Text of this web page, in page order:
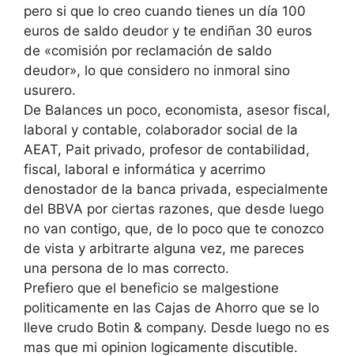
pero si que lo creo cuando tienes un día 100
euros de saldo deudor y te endiñan 30 euros
de «comisión por reclamación de saldo
deudor», lo que considero no inmoral sino
usurero.
De Balances un poco, economista, asesor fiscal,
laboral y contable, colaborador social de la
AEAT, Pait privado, profesor de contabilidad,
fiscal, laboral e informática y acerrimo
denostador de la banca privada, especialmente
del BBVA por ciertas razones, que desde luego
no van contigo, que, de lo poco que te conozco
de vista y arbitrarte alguna vez, me pareces
una persona de lo mas correcto.
Prefiero que el beneficio se malgestione
politicamente en las Cajas de Ahorro que se lo
lleve crudo Botin & company. Desde luego no es
mas que mi opinion logicamente discutible.